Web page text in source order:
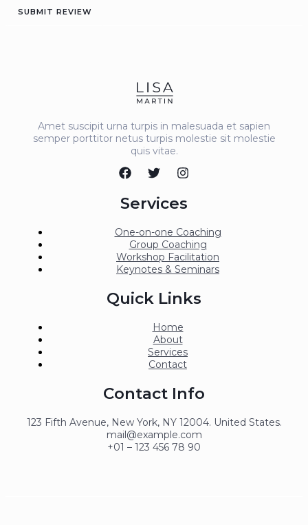
SUBMIT REVIEW
Amet suscipit urna turpis in malesuada et sapien
semper porttitor netus turpis molestie sit molestie
quis vitae.
Services
One-on-one Coaching
Group Coaching
Workshop Facilitation
Keynotes & Seminars
Quick Links
Home
About
Services
Contact
Contact Info
123 Fifth Avenue, New York, NY 12004. United States.
mail@example.com
+01 – 123 456 78 90